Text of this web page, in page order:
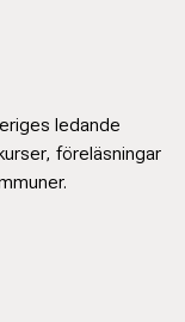
ledande
föreläsningar